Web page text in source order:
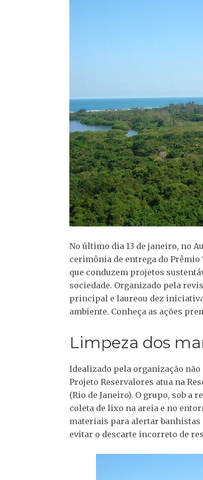
No último dia 13 de janeiro, no
cerimônia de entrega do
que conduzem projetos
sociedade. Organizado pela
principal e laureou dez
ambiente. Conheça as ações
Limpeza dos
Idealizado pela organização
Projeto Reservalores atua na
(Rio de Janeiro). O grupo, sob a
coleta de lixo na areia e no
materiais para alertar banhistas
evitar o descarte incorreto de